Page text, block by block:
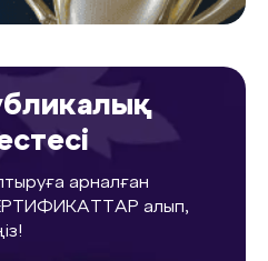
арналған
алып,